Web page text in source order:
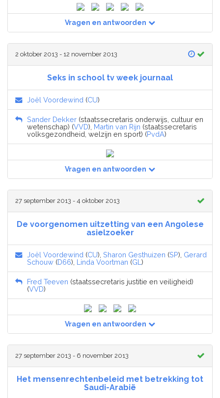
Vragen en antwoorden
2 oktober 2013 - 12 november 2013
Seks in school tv week journaal
Joël Voordewind (CU)
Sander Dekker (staatssecretaris onderwijs, cultuur en
wetenschap) (VVD), Martin van Rijn (staatssecretaris
volksgezondheid, welzijn en sport) (PvdA)
Vragen en antwoorden
27 september 2013 - 4 oktober 2013
De voorgenomen uitzetting van een Angolese
asielzoeker
Joël Voordewind (CU), Sharon Gesthuizen (SP), Gerard
Schouw (D66), Linda Voortman (GL )
Fred Teeven (staatssecretaris justitie en veiligheid)
(VVD)
Vragen en antwoorden
27 september 2013 - 6 november 2013
Het mensenrechtenbeleid met betrekking tot
Saudi-Arabië